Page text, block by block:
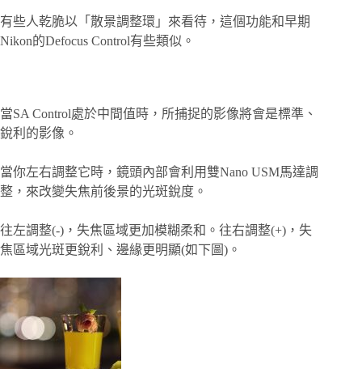
有些人乾脆以「散景調整環」來看待，這個功能和早期
Nikon的Defocus Control有些類似。
當SA Control處於中間值時，所捕捉的影像將會是標準、
銳利的影像。
當你左右調整它時，鏡頭內部會利用雙Nano USM馬達調
整，來改變失焦前後景的光斑銳度。
往左調整(-)，失焦區域更加模糊柔和。往右調整(+)，失
焦區域光斑更銳利、邊緣更明顯(如下圖)。